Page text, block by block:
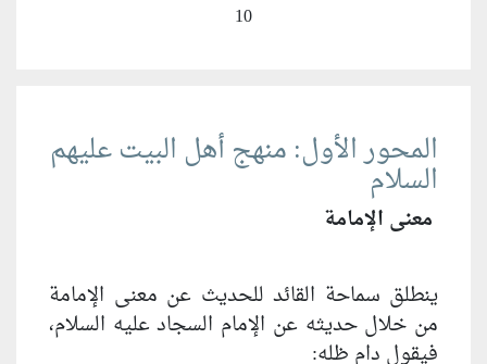
10
المحور الأول: منهج أهل البيت عليهم
السلام
معنى الإمامة
ينطلق سماحة القائد للحديث عن معنى الإمامة
من خلال حديثه عن الإمام السجاد عليه السلام،
فيقول دام ظله: